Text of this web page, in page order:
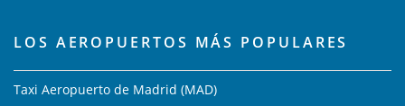
LOS AEROPUERTOS MÁS POPULARES
Taxi Aeropuerto de Madrid (MAD)